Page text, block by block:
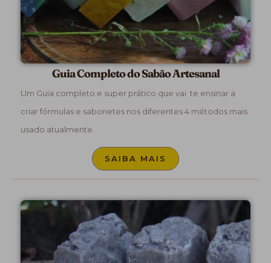
Guia Completo do Sabão Artesanal
Um Guia completo e super prático que vai te ensinar a
criar fórmulas e sabonetes nos diferentes 4 métodos mais
usado atualmente.
SAIBA MAIS